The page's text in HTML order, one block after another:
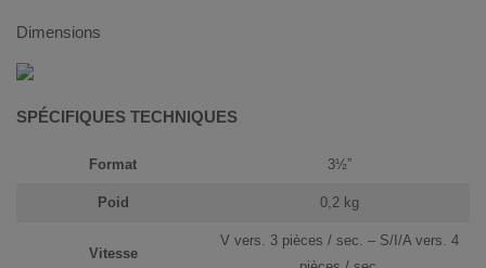
Dimensions
SPÉCIFIQUES TECHNIQUES
Format 3½”
Poid 0,2 kg
Vitesse
V vers. 3 pièces / sec. – S/I/A vers. 4